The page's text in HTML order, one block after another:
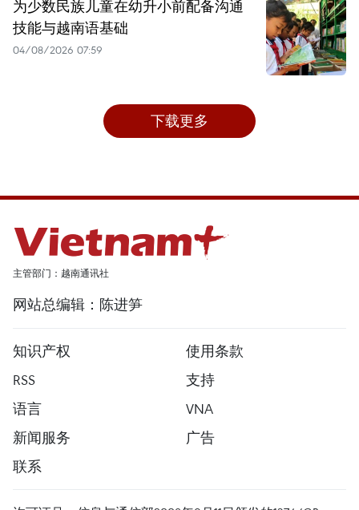
为少数民族儿童在幼升小前配备沟通
技能与越南语基础
04/08/2026 07:59
下载更多
主管部门：越南通讯社
网站总编辑：陈进笋
知识产权
使用条款
RSS
支持
语言
VNA
新闻服务
广告
联系